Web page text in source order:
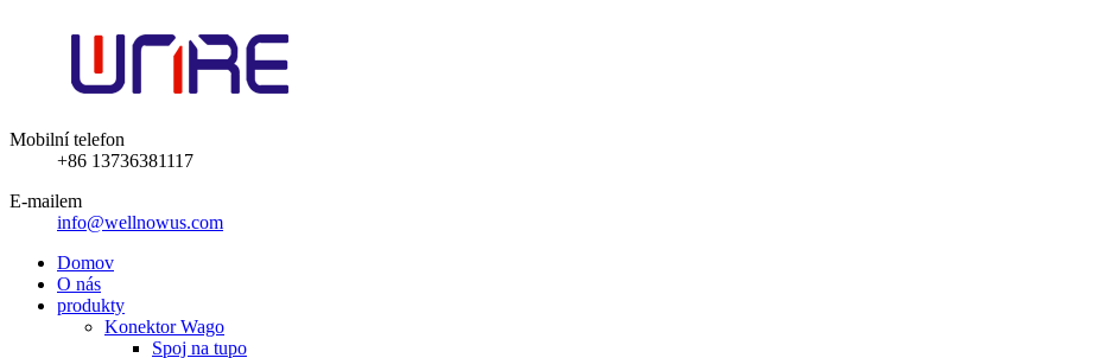
Mobilní telefon
+86 13736381117
E-mailem
info@wellnowus.com
Domov
O nás
produkty
Konektor Wago
Spoj na tupo